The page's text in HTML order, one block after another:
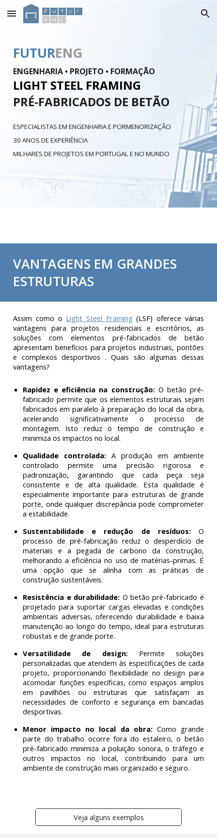
Skip to main content Skip to navigation
FUTURENG
ENGENHARIA • PROJETO • FORMAÇÃO
LIGHT STEEL FRAMING
PRÉ-FABRICADOS DE BETÃO
ESPECIALISTAS EM ENGENHARIA E PORMENORIZAÇÃO
30 ANOS DE EXPERIÊNCIA
MILHARES DE PROJETOS EM PORTUGAL E NO MUNDO
VANTAGENS EM GRANDES
ESTRUTURAS
Assim como o Light Steel Framing (LSF) oferece várias
vantagens para projetos residenciais e escritórios, as
soluções com elementos pré-fabricados de betão
apresentam benefícios para projetos industriais, pontões
e complexos desportivos . Quais são algumas dessas
vantagens?
Rapidez e eficiência na construção: O betão pré-
fabricado permite que os elementos estruturais sejam
fabricados em paralelo à preparação do local da obra,
acelerando significativamente o processo de
montagem. Isto reduz o tempo de construção e
minimiza os impactos no local.
Qualidade controlada:A produção em ambiente
controlado permite uma precisão rigorosa e
padronização, garantindo que cada peça seja
consistente e de alta qualidade. Esta qualidade é
especialmente importante para estruturas de grande
porte, onde qualquer discrepância pode comprometer
a estabilidade.
Sustentabilidade e redução de resíduos: O
processo de pré-fabricação reduz o desperdício de
materiais e a pegada de carbono da construção,
melhorando a eficiência no uso de matérias-primas. É
uma opção que se alinha com as práticas de
construção sustentáveis.
Resistência e durabilidade: O betão pré-fabricado é
projetado para suportar cargas elevadas e condições
ambientais adversas, oferecendo durabilidade e baixa
manutenção ao longo do tempo, ideal para estruturas
robustas e de grande porte.
Versatilidade de design: Permite soluções
personalizadas que atendem às especificações de cada
projeto, proporcionando flexibilidade no design para
acomodar funções específicas, como espaços amplos
em pavilhões ou estruturas que satisfaçam as
necessidades de conforto e segurança em bancadas
desportivas.
Menor impacto no local da obra: Como grande
parte do trabalho ocorre fora do estaleiro, o betão
pré-fabricado minimiza a poluição sonora, o tráfego e
outros impactos no local, contribuindo para um
ambiente de construção mais organizado e seguro.
Veja alguns exemplos